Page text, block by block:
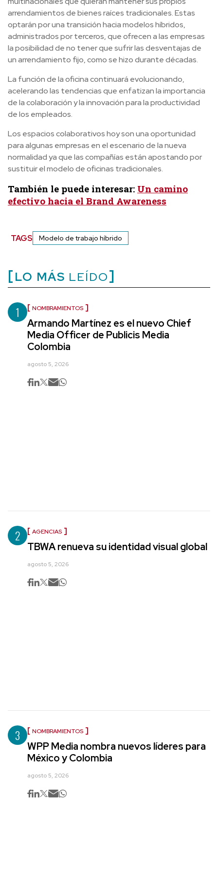
arrendamientos de bienes raíces tradicionales. Estas
optarán por una transición hacia modelos híbridos,
administrados por terceros, que ofrecen a las empresas
la posibilidad de no tener que sufrir las desventajas de
un arrendamiento fijo, como se hizo durante décadas.
La función de la oficina continuará evolucionando,
acelerando las tendencias que enfatizan la importancia
de la colaboración y la innovación para la productividad
de los empleados.
Los espacios colaborativos hoy son una oportunidad
para algunas empresas en el escenario de la nueva
normalidad ya que las compañías están apostando por
sustituir el modelo de oficinas tradicionales.
También le puede interesar: Un camino
efectivo hacia el Brand Awareness
TAGS Modelo de trabajo híbrido
LO MÁS LEÍDO
1 NOMBRAMIENTOS
Armando Martínez es el nuevo Chief
Media Officer de Publicis Media
Colombia
agosto 5, 2026
2 AGENCIAS
TBWA renueva su identidad visual global
agosto 5, 2026
3 NOMBRAMIENTOS
WPP Media nombra nuevos líderes para
México y Colombia
agosto 5, 2026